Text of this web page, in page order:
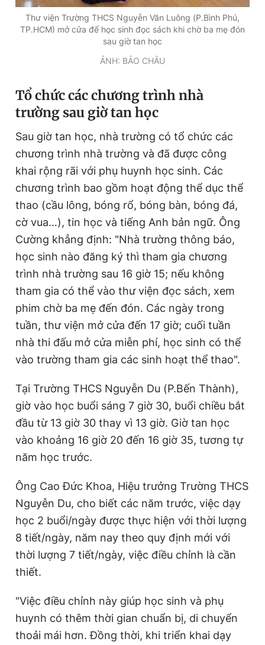
Thư viện Trường THCS Nguyễn Văn Luông (P.Bình Phú,
TP.HCM) mở cửa để học sinh đọc sách khi chờ ba mẹ đón
sau giờ tan học
ẢNH: BẢO CHÂU
Tổ chức các chương trình nhà
trường sau giờ tan học
Sau giờ tan học, nhà trường có tổ chức các
chương trình nhà trường và đã được công
khai rộng rãi với phụ huynh học sinh. Các
chương trình bao gồm hoạt động thể dục thể
thao (cầu lông, bóng rổ, bóng bàn, bóng đá,
cờ vua…), tin học và tiếng Anh bản ngữ. Ông
Cường khẳng định: "Nhà trường thông báo,
học sinh nào đăng ký thì tham gia chương
trình nhà trường sau 16 giờ 15; nếu không
tham gia có thể vào thư viện đọc sách, xem
phim chờ ba mẹ đến đón. Các ngày trong
tuần, thư viện mở cửa đến 17 giờ; cuối tuần
nhà thi đấu mở cửa miễn phí, học sinh có thể
vào trường tham gia các sinh hoạt thể thao".
Tại Trường THCS Nguyễn Du (P.Bến Thành),
giờ vào học buổi sáng 7 giờ 30, buổi chiều bắt
đầu từ 13 giờ 30 thay vì 13 giờ. Giờ tan học
vào khoảng 16 giờ 20 đến 16 giờ 35, tương tự
năm học trước.
Ông Cao Đức Khoa, Hiệu trưởng Trường THCS
Nguyễn Du, cho biết các năm trước, việc dạy
học 2 buổi/ngày được thực hiện với thời lượng
8 tiết/ngày, năm nay theo quy định mới với
thời lượng 7 tiết/ngày, việc điều chỉnh là cần
thiết.
"Việc điều chỉnh này giúp học sinh và phụ
huynh có thêm thời gian chuẩn bị, di chuyển
thoải mái hơn. Đồng thời, khi triển khai dạy